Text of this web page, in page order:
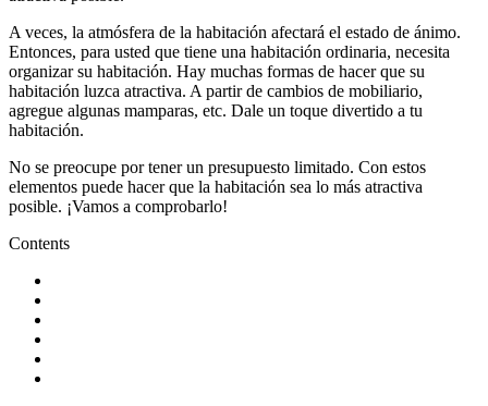
A veces, la atmósfera de la habitación afectará el estado de ánimo.
Entonces, para usted que tiene una habitación ordinaria, necesita
organizar su habitación. Hay muchas formas de hacer que su
habitación luzca atractiva. A partir de cambios de mobiliario,
agregue algunas mamparas, etc. Dale un toque divertido a tu
habitación.
No se preocupe por tener un presupuesto limitado. Con estos
elementos puede hacer que la habitación sea lo más atractiva
posible. ¡Vamos a comprobarlo!
Contents